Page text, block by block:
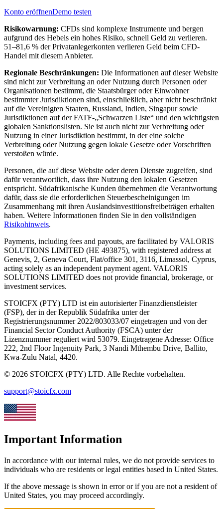
Konto eröffnenDemo testen
Risikowarnung: CFDs sind komplexe Instrumente und bergen
aufgrund des Hebels ein hohes Risiko, schnell Geld zu verlieren.
51–81,6 % der Privatanlegerkonten verlieren Geld beim CFD-
Handel mit diesem Anbieter.
Regionale Beschränkungen: Die Informationen auf dieser Website
sind nicht zur Verbreitung an oder Nutzung durch Personen oder
Organisationen bestimmt, die Staatsbürger oder Einwohner
bestimmter Jurisdiktionen sind, einschließlich, aber nicht beschränkt
auf die Vereinigten Staaten, Russland, Indien, Singapur sowie
Jurisdiktionen auf der FATF-„Schwarzen Liste“ und den wichtigsten
globalen Sanktionslisten. Sie ist auch nicht zur Verbreitung oder
Nutzung in einer Jurisdiktion bestimmt, in der eine solche
Verbreitung oder Nutzung gegen lokale Gesetze oder Vorschriften
verstoßen würde.
Personen, die auf diese Website oder deren Dienste zugreifen, sind
dafür verantwortlich, dass ihre Nutzung den lokalen Gesetzen
entspricht. Südafrikanische Kunden übernehmen die Verantwortung
dafür, dass sie die erforderlichen Steuerbescheinigungen im
Zusammenhang mit ihren Auslandsinvestitionsfreibeträgen erhalten
haben. Weitere Informationen finden Sie in den vollständigen
Risikohinweis.
Payments, including fees and payouts, are facilitated by VALORIS
SOLUTIONS LIMITED (HE 493875), with registered address at
Genevis, 2, Geneva Court, Flat/office 301, 3116, Limassol, Cyprus,
acting solely as an independent payment agent. VALORIS
SOLUTIONS LIMITED does not provide financial, brokerage, or
investment services.
STOICFX (PTY) LTD ist ein autorisierter Finanzdienstleister
(FSP), der in der Republik Südafrika unter der
Registrierungsnummer 2022/803033/07 eingetragen und von der
Financial Sector Conduct Authority (FSCA) unter der
Lizenznummer reguliert wird 53079. Eingetragene Adresse: Office
222, 2nd Floor Ingenuity Park, 3 Nandi Mthembu Drive, Ballito,
Kwa-Zulu Natal, 4420.
© 2026 STOICFX (PTY) LTD. Alle Rechte vorbehalten.
support@stoicfx.com
Important Information
In accordance with our internal rules, we do not provide services to
individuals who are residents or legal entities based in United States.
If the above message is shown in error or if you are not a resident of
United States, you may proceed accordingly.